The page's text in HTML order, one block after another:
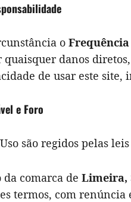
o
quaisquer danos
de usar este
e Foro
são regidos pelas
comarca de Limeira,
termos, com